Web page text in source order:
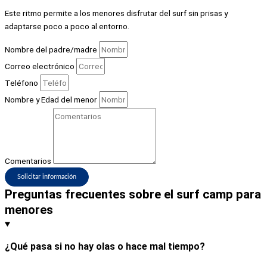
Este ritmo permite a los menores disfrutar del surf sin prisas y
adaptarse poco a poco al entorno.
Nombre del padre/madre
Correo electrónico
Teléfono
Nombre y Edad del menor
Comentarios
Solicitar información
Preguntas frecuentes sobre el surf camp para
menores
¿Qué pasa si no hay olas o hace mal tiempo?